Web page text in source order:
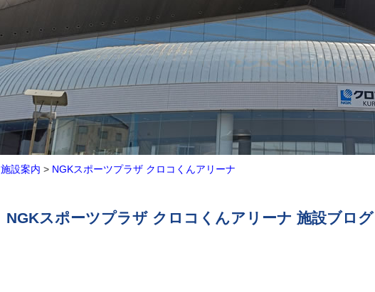
施設案内 > NGKスポーツプラザ クロコくんアリーナ
NGKスポーツプラザ クロコくんアリーナ 施設ブログ